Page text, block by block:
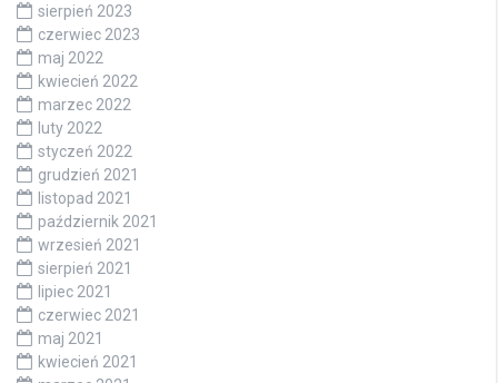
sierpień 2023
czerwiec 2023
maj 2022
kwiecień 2022
marzec 2022
luty 2022
styczeń 2022
grudzień 2021
listopad 2021
październik 2021
wrzesień 2021
sierpień 2021
lipiec 2021
czerwiec 2021
maj 2021
kwiecień 2021